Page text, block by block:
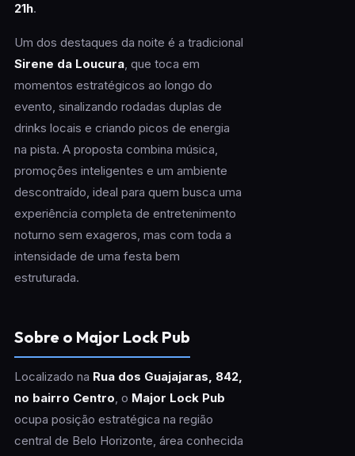
21h.
Um dos destaques da noite é a tradicional
Sirene da Loucura, que toca em
momentos estratégicos ao longo do
evento, sinalizando rodadas duplas de
drinks locais e criando picos de energia
na pista. A proposta combina música,
promoções inteligentes e um ambiente
descontraído, ideal para quem busca uma
experiência completa de entretenimento
noturno sem exageros, mas com toda a
intensidade de uma festa bem
estruturada.
Sobre o Major Lock Pub
Localizado na Rua dos Guajajaras, 842,
no bairro Centro, o Major Lock Pub
ocupa posição estratégica na região
central de Belo Horizonte, área conhecida